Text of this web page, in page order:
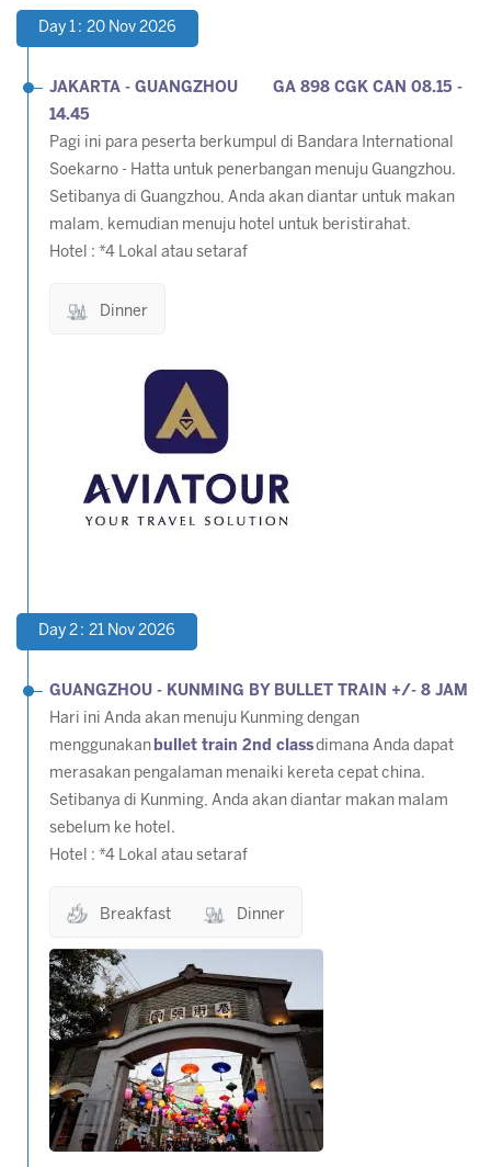
Day 1 : 20 Nov 2026
JAKARTA - GUANGZHOU GA 898 CGK CAN 08.15 -
14.45
Pagi ini para peserta berkumpul di Bandara International
Soekarno - Hatta untuk penerbangan menuju Guangzhou.
Setibanya di Guangzhou, Anda akan diantar untuk makan
malam, kemudian menuju hotel untuk beristirahat.
Hotel : *4 Lokal atau setaraf
Dinner
Day 2 : 21 Nov 2026
GUANGZHOU - KUNMING
BY BULLET TRAIN +/- 8 JAM
Hari ini Anda akan menuju Kunming dengan
menggunakan bullet train 2nd classdimana Anda dapat
merasakan pengalaman menaiki kereta cepat china.
Setibanya di Kunming, Anda akan diantar makan malam
sebelum ke hotel.
Hotel : *4 Lokal atau setaraf
Breakfast Dinner